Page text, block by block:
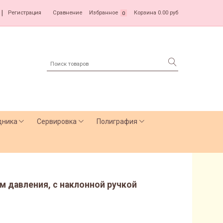
Регистрация Сравнение Избранное 0 Корзина 0.00 руб
Сервировка Полиграфия
давления, с наклонной ручкой